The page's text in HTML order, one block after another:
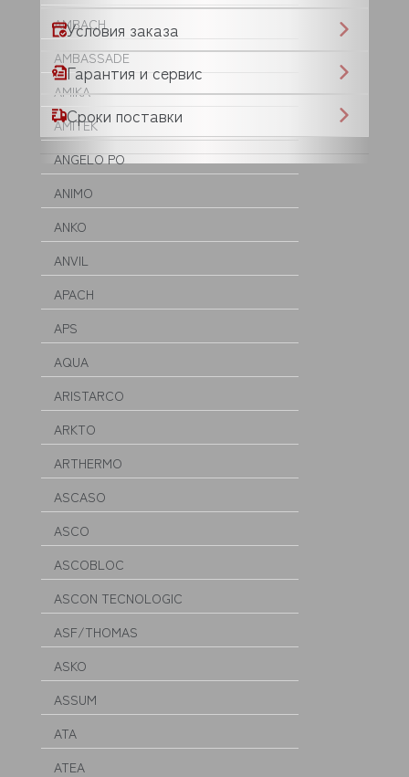
AMBACH
AMBASSADE
AMIKA
AMITEK
ANGELO PO
ANIMO
ANKO
ANVIL
APACH
APS
AQUA
ARISTARCO
ARKTO
ARTHERMO
ASCASO
ASCO
ASCOBLOC
ASCON TECNOLOGIC
ASF/THOMAS
ASKO
ASSUM
ATA
ATEA
Условия заказа
Гарантия и сервис
Сроки поставки